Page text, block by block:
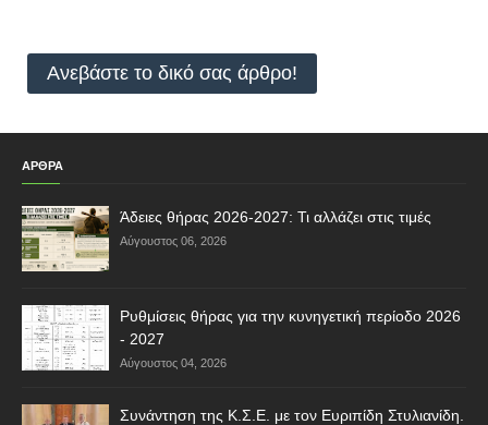
Ανεβάστε το δικό σας άρθρο!
ΑΡΘΡΑ
Άδειες θήρας 2026-2027: Τι αλλάζει στις τιμές
Αύγουστος 06, 2026
Ρυθμίσεις θήρας για την κυνηγετική περίοδο 2026
- 2027
Αύγουστος 04, 2026
Συνάντηση της Κ.Σ.Ε. με τον Ευριπίδη Στυλιανίδη.